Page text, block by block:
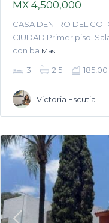
MX 4,500,000
CASA DENTRO DEL
CIUDAD Primer piso:
con ba Más
3 2.5
Victoria Escutia